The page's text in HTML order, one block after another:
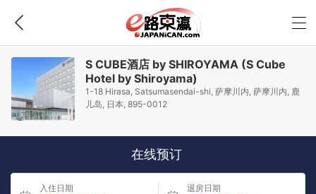
S CUBE酒店 by SHIROYAMA (S Cube
Hotel by Shiroyama)
1-18 Hirasa, Satsumasendai-shi, 萨摩川内, 萨摩川内, 鹿
儿岛, 日本, 895-0012
在线预订
入住日期 退房日期